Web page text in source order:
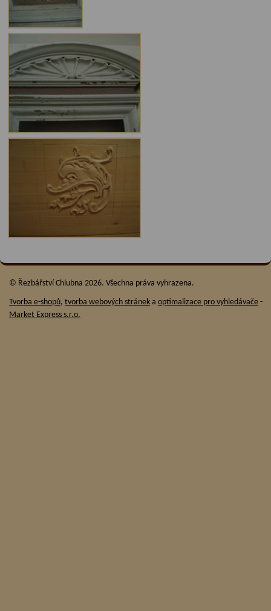
© Řezbářství Chlubna 2026. Všechna práva vyhrazena.
Tvorba e-shopů, tvorba webových stránek a optimalizace pro vyhledávače -
Market Express s.r.o.